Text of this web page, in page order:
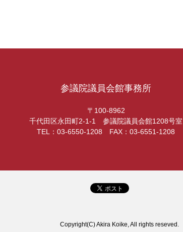
参議院議員会館事務所
〒100-8962
千代田区永田町2-1-1 参議院議員会館1208号室
TEL：03-6550-1208 FAX：03-6551-1208
Copyright(C) Akira Koike, All rights reseved.